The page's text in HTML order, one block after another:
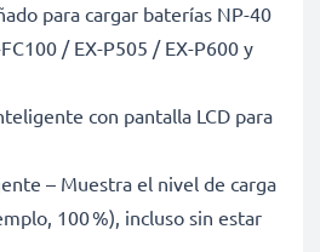
para cargar baterías NP-40
/ EX-P505 / EX-P600 y
con pantalla LCD para
– Muestra el nivel de carga
100 %), incluso sin estar